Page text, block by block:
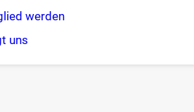
werden
uns